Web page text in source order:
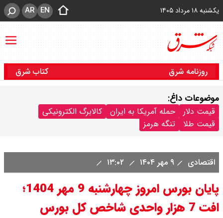
یکشنبه ۱۸ مرداد ۱۴۰۵ EN
AR
روزنامه شرق کتاب شرق
موضوعات داغ:
قیمت دلار حمله آمریکا به ایران
کالابرگ الکترونیکی
قیمت طلا
تنگه هرمز
اقتصادی ۹ مهر ۱۴۰۴
پایان بورس امروز چهارشنبه 9 مهر 1404؛
افت 7 هزار واحدی شاخص کل بورس